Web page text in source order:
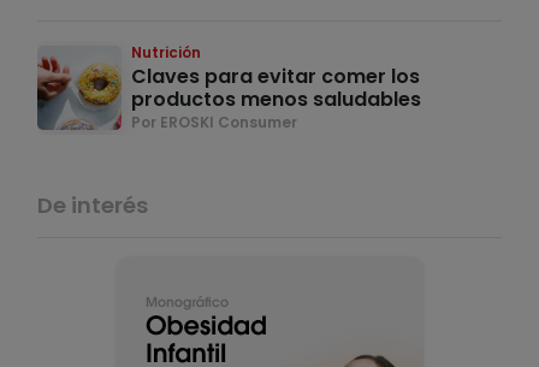
Nutrición
Claves para evitar comer los
productos menos saludables
Por EROSKI Consumer
De interés